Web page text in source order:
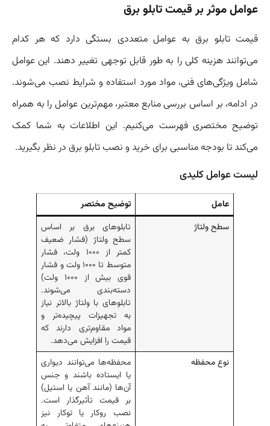
عوامل موثر بر قیمت تابلو برق
قیمت تابلو برق به عوامل متعددی بستگی دارد که هر کدام
می‌توانند هزینه کلی را به طور قابل توجهی تغییر دهند. این عوامل
شامل ویژگی‌های فنی، مواد مورد استفاده و شرایط نصب می‌شوند.
در ادامه، بر اساس بررسی منابع معتبر، مهم‌ترین عوامل را به همراه
توضیح مختصری فهرست می‌کنیم. این اطلاعات به شما کمک
می‌کند تا بودجه مناسبی برای خرید و نصب تابلو برق در نظر بگیرید.
لیست عوامل کلیدی
عامل
توضیح مختصر
سطح ولتاژ
تابلوهای برق بر اساس
سطح ولتاژ (فشار ضعیف
کمتر از ۱۰۰۰ ولت، فشار
متوسط تا ۱۰۰۰ ولت و فشار
قوی بیش از ۱۰۰۰ ولت)
دسته‌بندی می‌شوند.
تابلوهای با ولتاژ بالاتر نیاز
به تجهیزات پیچیده‌تر و
مواد مقاوم‌تری دارند که
قیمت را افزایش می‌دهد.
نوع محفظه
محفظه‌ها می‌توانند دیواری
یا ایستاده باشند و جنس
آن‌ها (مانند آهن یا استیل)
بر قیمت تأثیرگذار است.
نصب روکار یا توکار نیز